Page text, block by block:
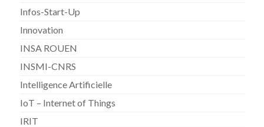
Infos-Start-Up
Innovation
INSA ROUEN
INSMI-CNRS
Intelligence Artificielle
IoT – Internet of Things
IRIT